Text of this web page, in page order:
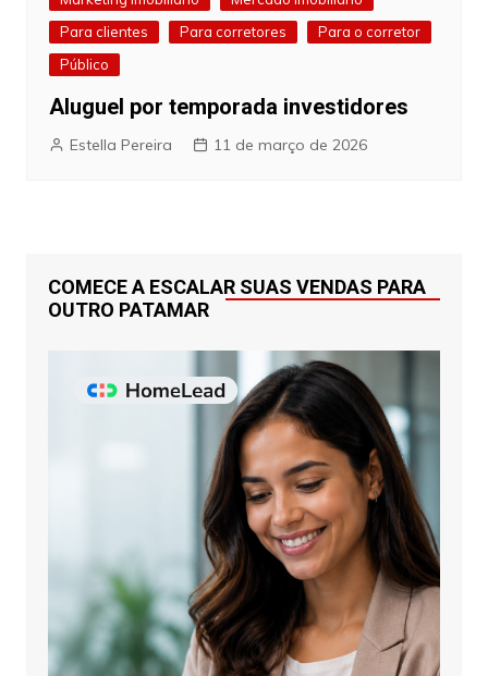
Para clientes
Para corretores
Para o corretor
Público
Aluguel por temporada investidores
Estella Pereira 11 de março de 2026
COMECE A ESCALAR SUAS VENDAS PARA
OUTRO PATAMAR